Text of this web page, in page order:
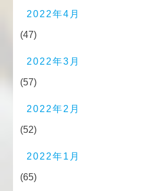
2022年4月
(47)
2022年3月
(57)
2022年2月
(52)
2022年1月
(65)